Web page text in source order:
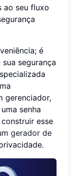
ao seu fluxo
é
segurança
gerenciador,
senha
esse
gerador de